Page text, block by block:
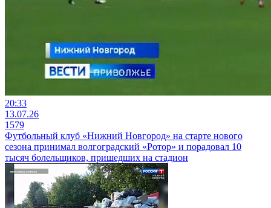
20:33
13.07.26
1579
Футбольный клуб «Нижний Новгород» на старте нового
сезона принимал волгоградский «Ротор» и порадовал 10
тысяч болельщиков, пришедших на стадион